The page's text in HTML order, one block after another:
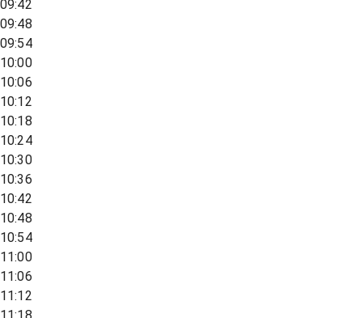
09:42
09:48
09:54
10:00
10:06
10:12
10:18
10:24
10:30
10:36
10:42
10:48
10:54
11:00
11:06
11:12